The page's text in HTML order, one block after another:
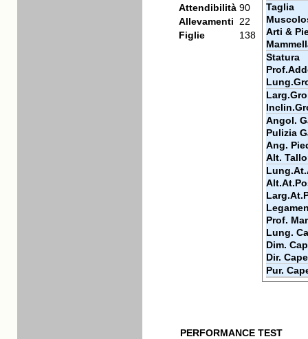
Attendibilità 90
Allevamenti
22
Figlie
138
Taglia
Arti &
Statura
Angol.
Pulizia
Ang.
Alt.
Prof.
Lung.
Dim.
Dir.
Pur.
PERFORMANCE TEST